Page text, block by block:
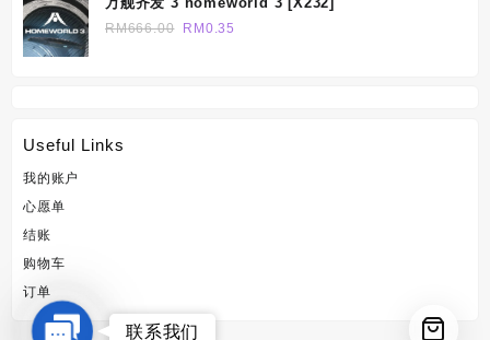
RM666.00
Original
RM 0.35
Useful Links
我的账户
心愿单
结账
购物车
订单
Contact
联系我们